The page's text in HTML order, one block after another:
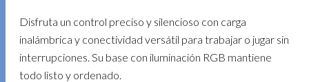
Disfruta un control preciso y silencioso con carga
inalámbrica y conectividad versátil para trabajar o jugar sin
interrupciones. Su base con iluminación RGB mantiene
todo listo y ordenado.